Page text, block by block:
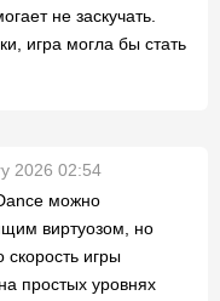
не заскучать.
игра могла бы стать
2026 02:54
можно
виртуозом, но
игры
простых уровнях